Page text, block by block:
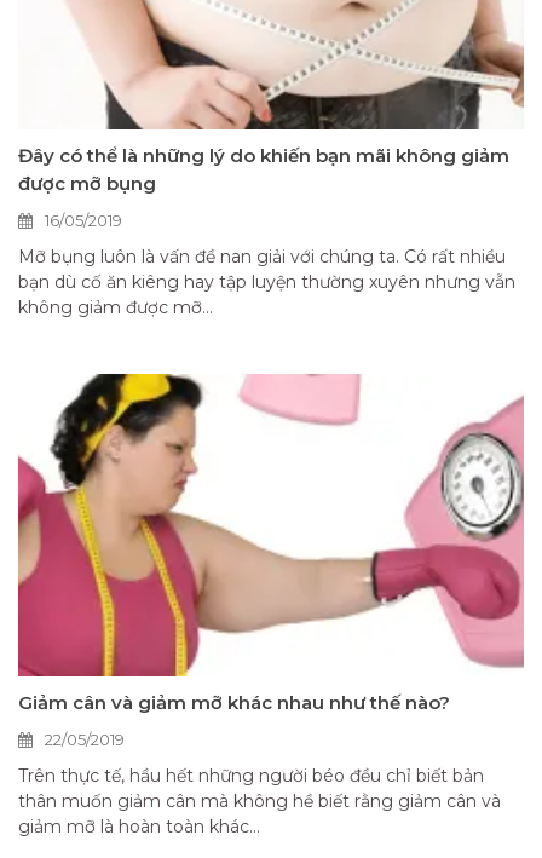
Đây có thể là những lý do khiến bạn mãi không giảm
được mỡ bụng
16/05/2019
Mỡ bụng luôn là vấn đề nan giải với chúng ta. Có rất nhiều
bạn dù cố ăn kiêng hay tập luyện thường xuyên nhưng vẫn
không giảm được mỡ...
Giảm cân và giảm mỡ khác nhau như thế nào?
22/05/2019
Trên thực tế, hầu hết những người béo đều chỉ biết bản
thân muốn giảm cân mà không hề biết rằng giảm cân và
giảm mỡ là hoàn toàn khác...